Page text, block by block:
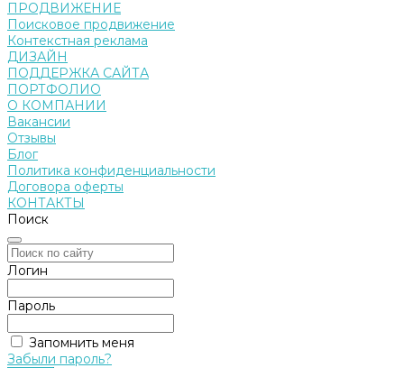
ПРОДВИЖЕНИЕ
Поисковое продвижение
Контекстная реклама
ДИЗАЙН
ПОДДЕРЖКА САЙТА
ПОРТФОЛИО
О КОМПАНИИ
Вакансии
Отзывы
Блог
Политика конфиденциальности
Договора оферты
КОНТАКТЫ
Поиск
Логин
Пароль
Запомнить меня
Забыли пароль?